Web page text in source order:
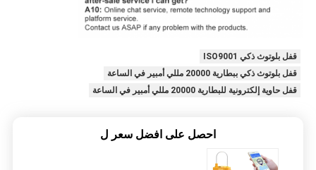
قفل بلوتوث ذكي ISO9001
قفل بلوتوث ذكي ببطارية 20000 مللي أمبير في الساعة
قفل حاوية إلكترونية للبطارية 20000 مللي أمبير في الساعة
احصل على افضل سعر ل